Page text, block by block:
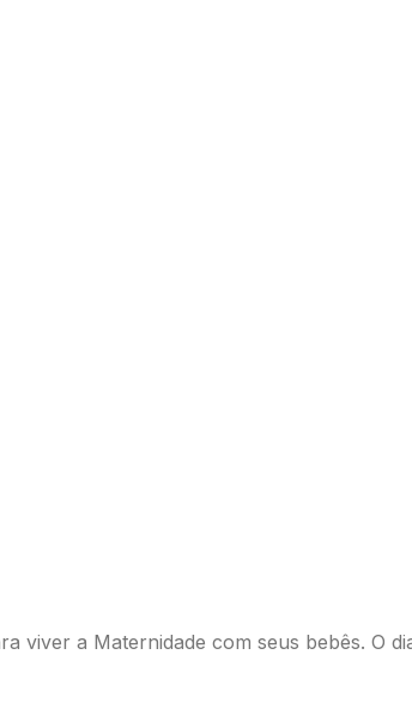
viver a Maternidade com seus bebês. O